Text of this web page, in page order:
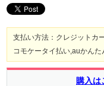
支払い方法：クレジットカ
コモケータイ払い,auかん
購入は